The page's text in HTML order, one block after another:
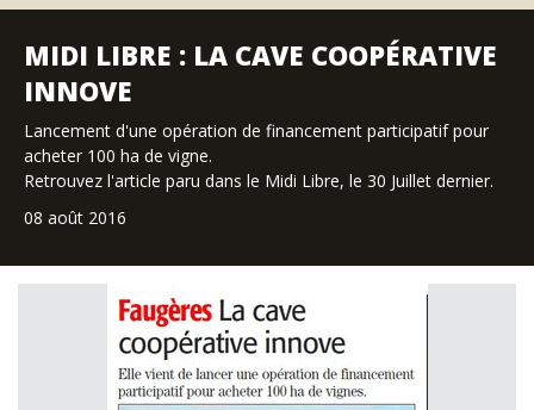
MIDI LIBRE : LA CAVE COOPÉRATIVE
INNOVE
Lancement d'une opération de financement participatif pour
acheter 100 ha de vigne.
Retrouvez l'article paru dans le Midi Libre, le 30 Juillet dernier.
08 août 2016